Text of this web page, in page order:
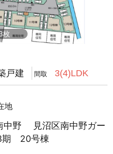
戸建 間取 3(4)LDK
地
中野 見沼区南中野ガー
期 20号棟